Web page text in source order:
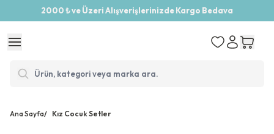
2000 ₺ ve Üzeri Alışverişlerinizde Kargo Bedava
Ana Sayfa/ Kız Cocuk Setler